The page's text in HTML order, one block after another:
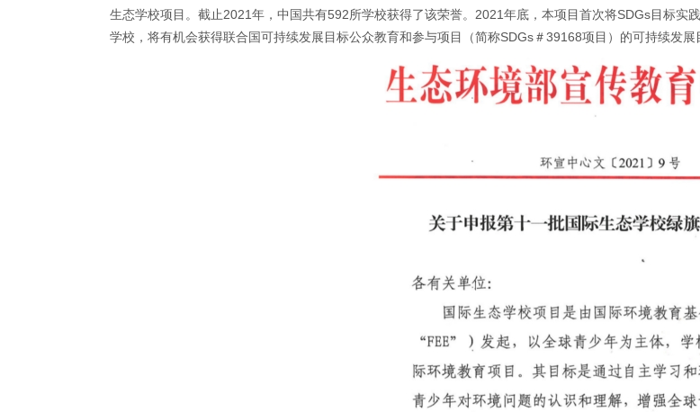
生态学校项目。截止2021年，中国共有592所学校获得了该荣誉。2021年底，本项目首次将SDGs目标实
学校，将有机会获得联合国可持续发展目标公众教育和参与项目（简称SDGs＃39168项目）的可持续发展